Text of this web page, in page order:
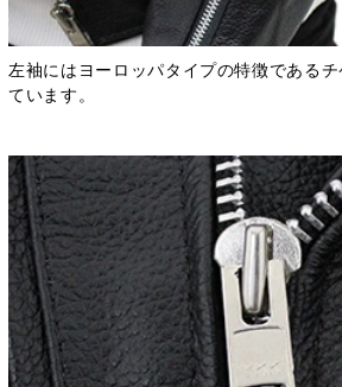
左袖にはヨーロッパタイプの特徴である
ています。